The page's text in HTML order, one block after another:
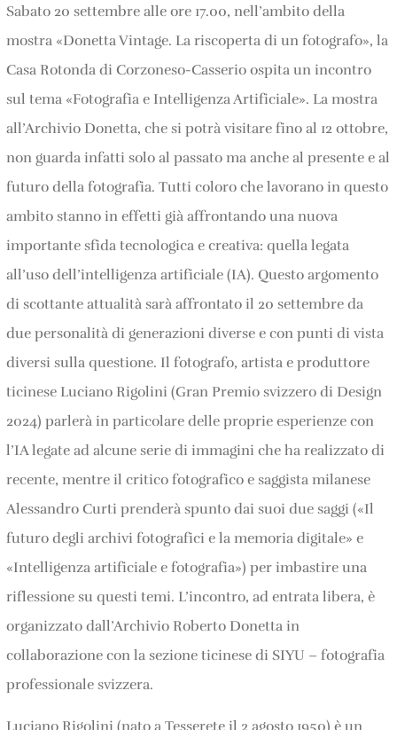
Sabato 20 settembre alle ore 17.00, nell’ambito della
mostra «Donetta Vintage. La riscoperta di un fotografo», la
Casa Rotonda di Corzoneso-Casserio ospita un incontro
sul tema «Fotografia e Intelligenza Artificiale». La mostra
all’Archivio Donetta, che si potrà visitare fino al 12 ottobre,
non guarda infatti solo al passato ma anche al presente e al
futuro della fotografia. Tutti coloro che lavorano in questo
ambito stanno in effetti già affrontando una nuova
importante sfida tecnologica e creativa: quella legata
all’uso dell’intelligenza artificiale (IA). Questo argomento
di scottante attualità sarà affrontato il 20 settembre da
due personalità di generazioni diverse e con punti di vista
diversi sulla questione. Il fotografo, artista e produttore
ticinese Luciano Rigolini (Gran Premio svizzero di Design
2024) parlerà in particolare delle proprie esperienze con
l’IA legate ad alcune serie di immagini che ha realizzato di
recente, mentre il critico fotografico e saggista milanese
Alessandro Curti prenderà spunto dai suoi due saggi («Il
futuro degli archivi fotografici e la memoria digitale» e
«Intelligenza artificiale e fotografia») per imbastire una
riflessione su questi temi. L’incontro, ad entrata libera, è
organizzato dall’Archivio Roberto Donetta in
collaborazione con la sezione ticinese di SIYU – fotografia
professionale svizzera.